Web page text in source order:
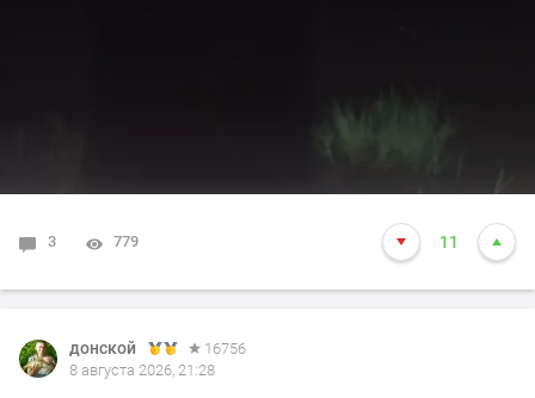
3 779 11
донской
16756
8 августа 2026, 21:28